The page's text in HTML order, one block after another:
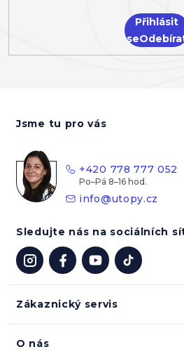
Přihlásit
se
Zákaznický servis
O nás
Jsme tu pro vás
+420 778 777 052
info@utopy.cz
Sledujte nás na sociálních